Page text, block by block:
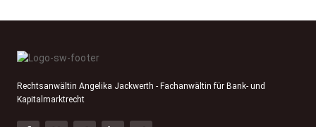
Rechtsanwältin Angelika Jackwerth - Fachanwältin für Bank- und
Kapitalmarktrecht